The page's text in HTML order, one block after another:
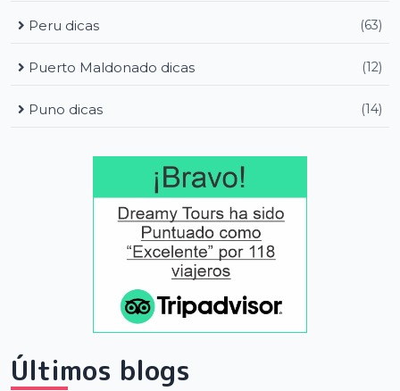
Peru dicas (63)
Puerto Maldonado dicas (12)
Puno dicas (14)
Últimos blogs